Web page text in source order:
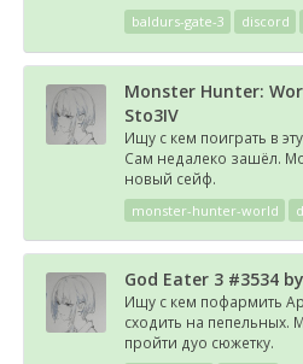
baldurs-gate-3 discord
Monster Hunter:
Sto3IV
Ищу с кем поиграть в
Сам недалеко зашёл.
новый сейф.
monster-hunter-world
God Eater 3 #3534
Ищу с кем пофармить
сходить на пепельных.
пройти дуо сюжетку.